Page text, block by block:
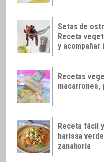
Setas de
Receta
y acompañar
Recetas
macarrones,
Receta fácil
harissa
zanahoria